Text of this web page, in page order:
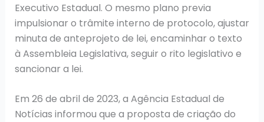
Executivo Estadual. O mesmo plano previa
impulsionar o trâmite interno de protocolo, ajustar
minuta de anteprojeto de lei, encaminhar o texto
à Assembleia Legislativa, seguir o rito legislativo e
sancionar a lei.
Em 26 de abril de 2023, a Agência Estadual de
Notícias informou que a proposta de criação do